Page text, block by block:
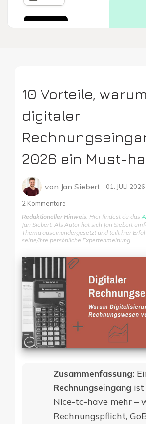
10 Vorteile,
digitaler
2026 ein Must-
von Jan Siebert 01. JULI 2026
2 Kommentare
Redaktioneller Hinweis: Hier findest du das
Jan Siebert. Als Autor hat sich Jan Siebert
Thema auseinandergesetzt und teilt hier
seine/ihre persönliche Expertenmeinung.
Zusammenfassung:
Rechnungseingang ist
Nice-to-have mehr –
Rechnungspflicht,